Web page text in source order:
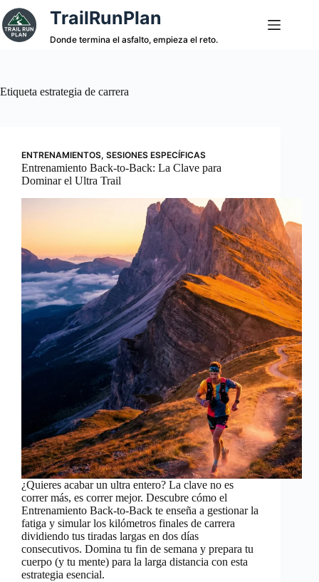
Saltar
al
contenido
TrailRunPlan
Donde termina el asfalto, empieza el reto.
Etiqueta estrategia de carrera
ENTRENAMIENTOS, SESIONES ESPECÍFICAS
Entrenamiento Back-to-Back: La Clave para
Dominar el Ultra Trail
¿Quieres acabar un ultra entero? La clave no es
correr más, es correr mejor. Descubre cómo el
Entrenamiento Back-to-Back te enseña a gestionar la
fatiga y simular los kilómetros finales de carrera
dividiendo tus tiradas largas en dos días
consecutivos. Domina tu fin de semana y prepara tu
cuerpo (y tu mente) para la larga distancia con esta
estrategia esencial.